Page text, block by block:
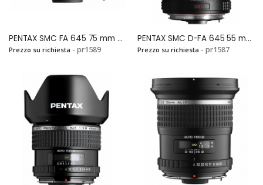
PENTAX SMC FA 645 75 mm F.2,8 Si
Prezzo su richiesta - pr1589
PENTAX SMC D-FA 645 55 mm F.2,8Si
Prezzo su richiesta - pr1587